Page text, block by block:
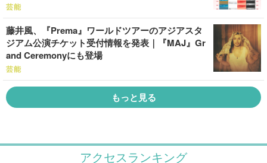
芸能
藤井風、『Prema』ワールドツアーのアジアスタ
ジアム公演チケット受付情報を発表｜『MAJ』Gr
and Ceremonyにも登場
芸能
もっと見る
アクセスランキング